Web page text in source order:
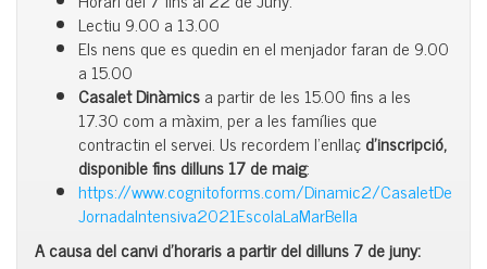
Lectiu 9.00 a 13.00
Els nens que es quedin en el menjador faran de 9.00
a 15.00
Casalet Dinàmicsa partir de les 15.00 fins a les
17.30 com a màxim, per a les famílies que
contractin el servei. Us recordem l’enllaçd’inscripció,
disponible fins dilluns 17 de maig:
https://www.cognitoforms.com/Dinamic2/CasaletDe
JornadaIntensiva2021EscolaLaMarBella
A causa del canvi d’horaris a partir del dilluns 7 de juny: